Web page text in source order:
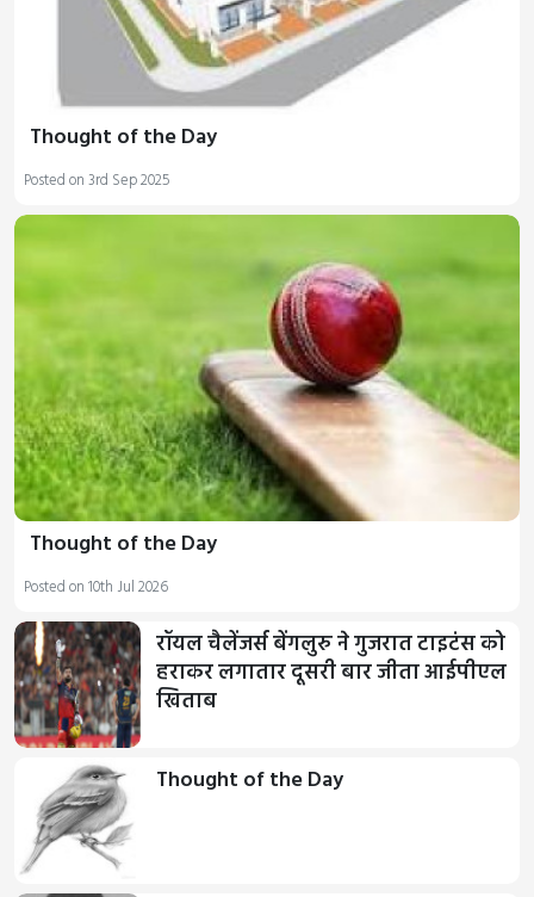
Thought of the Day
Posted on 3rd Sep 2025
Thought of the Day
Posted on 10th Jul 2026
रॉयल चैलेंजर्स बेंगलुरु ने गुजरात टाइटंस को
हराकर लगातार दूसरी बार जीता आईपीएल
खिताब
Thought of the Day